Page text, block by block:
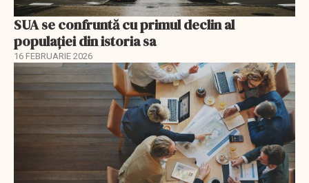
SUA se confruntă cu primul declin al
populației din istoria sa
16 FEBRUARIE 2026